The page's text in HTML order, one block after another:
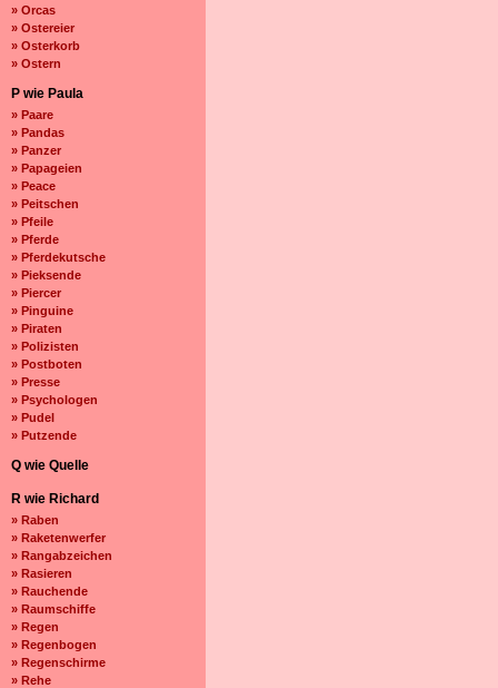
» Orcas
» Ostereier
» Osterkorb
» Ostern
P wie Paula
» Paare
» Pandas
» Panzer
» Papageien
» Peace
» Peitschen
» Pfeile
» Pferde
» Pferdekutsche
» Pieksende
» Piercer
» Pinguine
» Piraten
» Polizisten
» Postboten
» Presse
» Psychologen
» Pudel
» Putzende
Q wie Quelle
R wie Richard
» Raben
» Raketenwerfer
» Rangabzeichen
» Rasieren
» Rauchende
» Raumschiffe
» Regen
» Regenbogen
» Regenschirme
» Rehe